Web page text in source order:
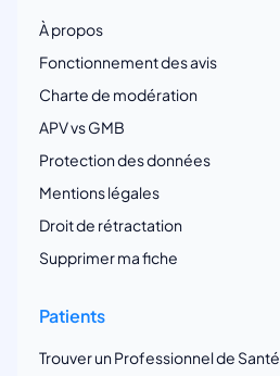
À propos
Fonctionnement des avis
Charte de modération
APV vs GMB
Protection des données
Mentions légales
Droit de rétractation
Supprimer ma fiche
Patients
Trouver un Professionnel de Santé